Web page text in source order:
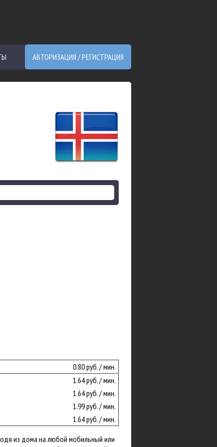
АВТОРИЗАЦИЯ / РЕГИСТРАЦИЯ
0.80 руб. / мин.
1.64 руб. / мин.
1.64 руб. / мин.
1.99 руб. / мин.
1.64 руб. / мин.
из дома на любой мобильный или